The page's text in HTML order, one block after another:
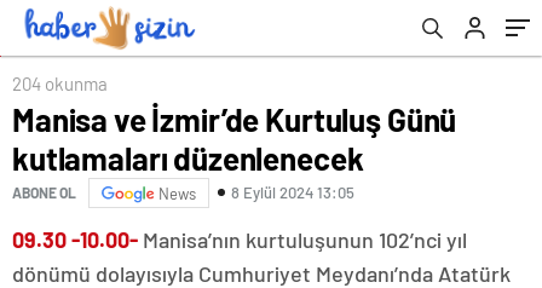
204 okunma
Manisa ve İzmir’de Kurtuluş Günü
kutlamaları düzenlenecek
ABONE OL News 8 Eylül 2024 13:05
09.30 -10.00- Manisa’nın kurtuluşunun 102’nci yıl
dönümü dolayısıyla Cumhuriyet Meydanı’nda Atatürk